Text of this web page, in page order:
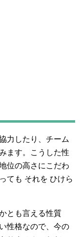
力したり、チーム
ます。こうした性
位の高さにこだわ
ても それを ひけら
とも言える性質
性格なので、今の